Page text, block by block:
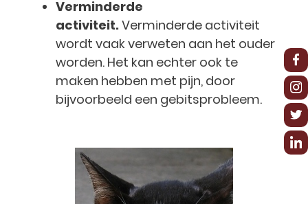
Verminderde
activiteit.Verminderde activiteit
wordt vaak verweten aan het ouder
worden. Het kan echter ook te
maken hebben met pijn, door
bijvoorbeeld een gebitsprobleem.